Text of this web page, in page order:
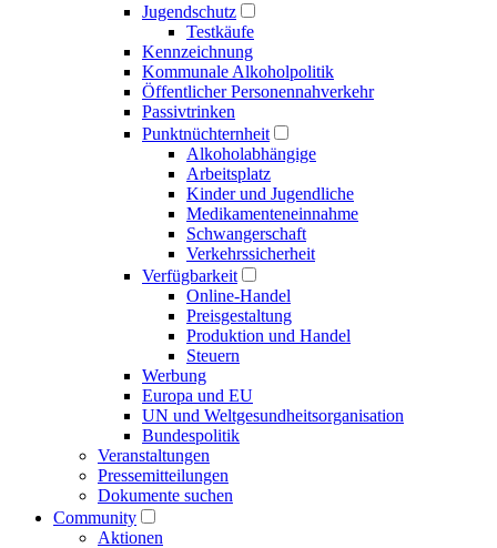
Jugendschutz
Testkäufe
Kennzeichnung
Kommunale Alkoholpolitik
Öffentlicher Personen­nahverkehr
Passivtrinken
Punkt­nüchternheit
Alkohol­abhängige
Arbeitsplatz
Kinder und Jugendliche
Medikamenten­einnahme
Schwangerschaft
Verkehrs­sicherheit
Verfügbarkeit
Online-Handel
Preisgestaltung
Produktion und Handel
Steuern
Werbung
Europa und EU
UN und Welt­gesundheits­organisation
Bundespolitik
Veranstaltungen
Presse­mitteilungen
Dokumente suchen
Community
Aktionen